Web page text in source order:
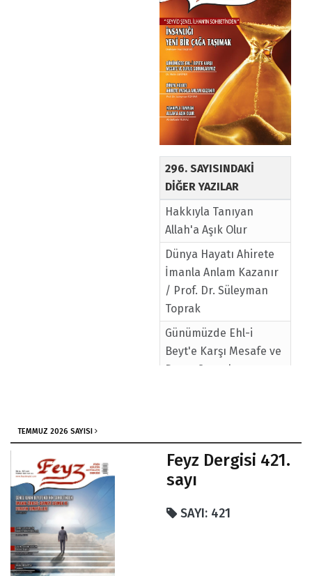
296. SAYISINDAKİ
DİĞER YAZILAR
Hakkıyla Tanıyan
Allah'a Aşık Olur
Dünya Hayatı Ahirete
İmanla Anlam Kazanır
/ Prof. Dr. Süleyman
Toprak
Günümüzde Ehl-i
Beyt'e Karşı Mesafe ve
Duruş Sorunlarımız
TEMMUZ 2026 SAYISI
Feyz Dergisi 421.
sayı
SAYI: 421